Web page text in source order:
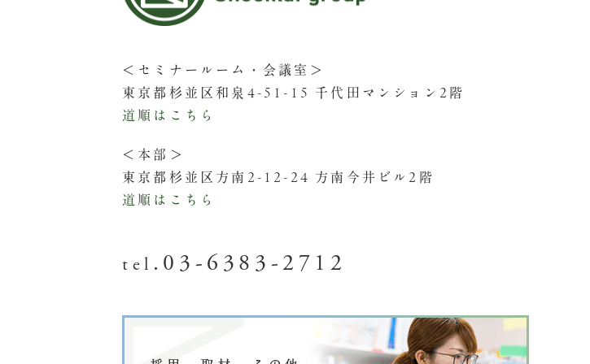
＜セミナールーム・会議室＞
東京都杉並区和泉4-51-15 千代田マンション2階
道順はこちら
＜本部＞
東京都杉並区方南2-12-24 方南今井ビル2階
道順はこちら
tel .03-6383-2712